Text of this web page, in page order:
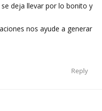
deja llevar por lo bonito y
nos ayude a generar
Reply